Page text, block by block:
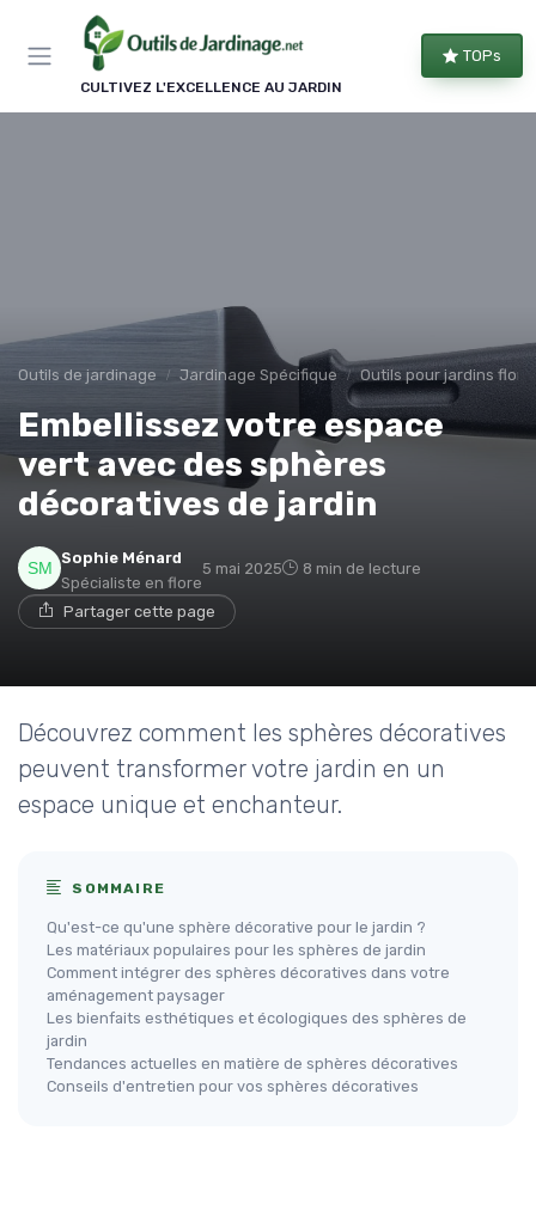
CULTIVEZ L'EXCELLENCE AU JARDIN
TOPs
Outils de jardinage Jardinage Spécifique Outils pour jardins
Embellissez votre espace
vert avec des sphères
décoratives de jardin
Sophie Ménard
Spécialiste en flore
5 mai 2025 8 min de lecture
Partager cette page
Découvrez comment les sphères décoratives
peuvent transformer votre jardin en un
espace unique et enchanteur.
SOMMAIRE
Qu'est-ce qu'une sphère décorative pour le jardin ?
Les matériaux populaires pour les sphères de jardin
Comment intégrer des sphères décoratives dans votre
aménagement paysager
Les bienfaits esthétiques et écologiques des sphères de
jardin
Tendances actuelles en matière de sphères décoratives
Conseils d'entretien pour vos sphères décoratives
Panneau de gestion des cookies